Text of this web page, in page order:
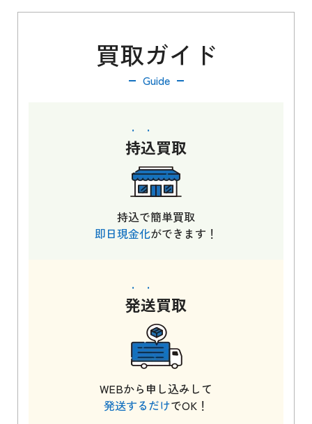
買取ガイド
Guide
持込買取
持込で簡単買取
即日現金化ができます！
発送買取
WEBから申し込みして
発送するだけでOK！